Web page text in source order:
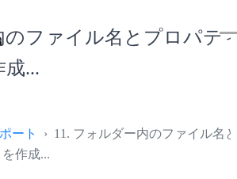
のファイル名とプロパテ
...
ート
› 11. フォルダー内のファイル名と
作成...